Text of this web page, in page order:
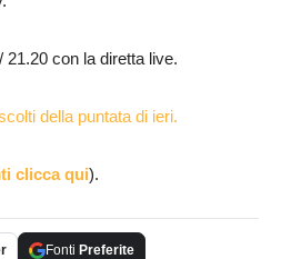
con la diretta live.
della puntata di ieri.
clicca qui).
Fonti Preferite